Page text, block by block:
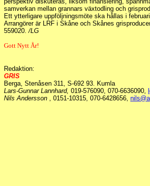
samverkan mellan grannars växtodling och
Ett ytterligare uppföljningsmöte ska hållas i
Arrangörer är LRF i Skåne och Skånes
559020./LG
Gott Nytt År!
Redaktion:
GRIS
Berga, Stenåsen 311, S-692 93. Kumla
Lars-Gunnar Lannhard, 019-576090, 070-6636090,
Nils Andersson , 0151-10315, 070-6428656,